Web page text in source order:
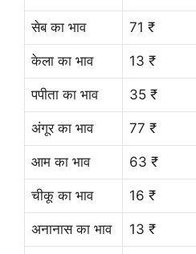
सेब का भाव 71 ₹
केला का भाव 13 ₹
पपीता का भाव 35 ₹
अंगूर का भाव 77 ₹
आम का भाव 63 ₹
चीकू का भाव 16 ₹
अनानास का भाव 13 ₹